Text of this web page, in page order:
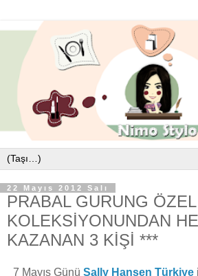
22 Mayıs 2012 Salı
PRABAL GURUNG
KOLEKSİYONUNDAN
KAZANAN 3 KİŞİ ***
7 Mayıs Günü Sally Hansen Türkiye